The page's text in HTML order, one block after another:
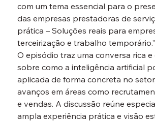
com um tema essencial para o
das empresas prestadoras de
prática – Soluções reais para
terceirização e trabalho temporário.”
O episódio traz uma conversa rica
sobre como a inteligência artificial
aplicada de forma concreta no
avanços em áreas como
e vendas. A discussão reúne
ampla experiência prática e visão